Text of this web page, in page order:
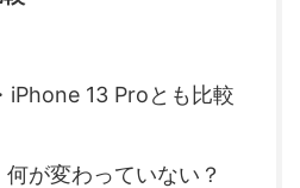
iPhone 13 Proとも比較
が変わっていない？